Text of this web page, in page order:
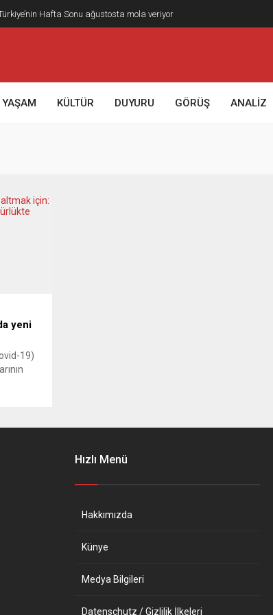
Hafta Sonu ağustosta mola veriyor
YAŞAM KÜLTÜR DUYURU GÖRÜŞ ANALİZ
yeni
19)
girdi.
Hızlı Menü
Hakkımızda
Künye
Medya Bilgileri
Datenschutz / Gizlilik İlkeleri